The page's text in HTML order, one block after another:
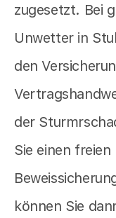
zugesetzt. Bei
Unwetter in
den
der
Sie einen
können Sie